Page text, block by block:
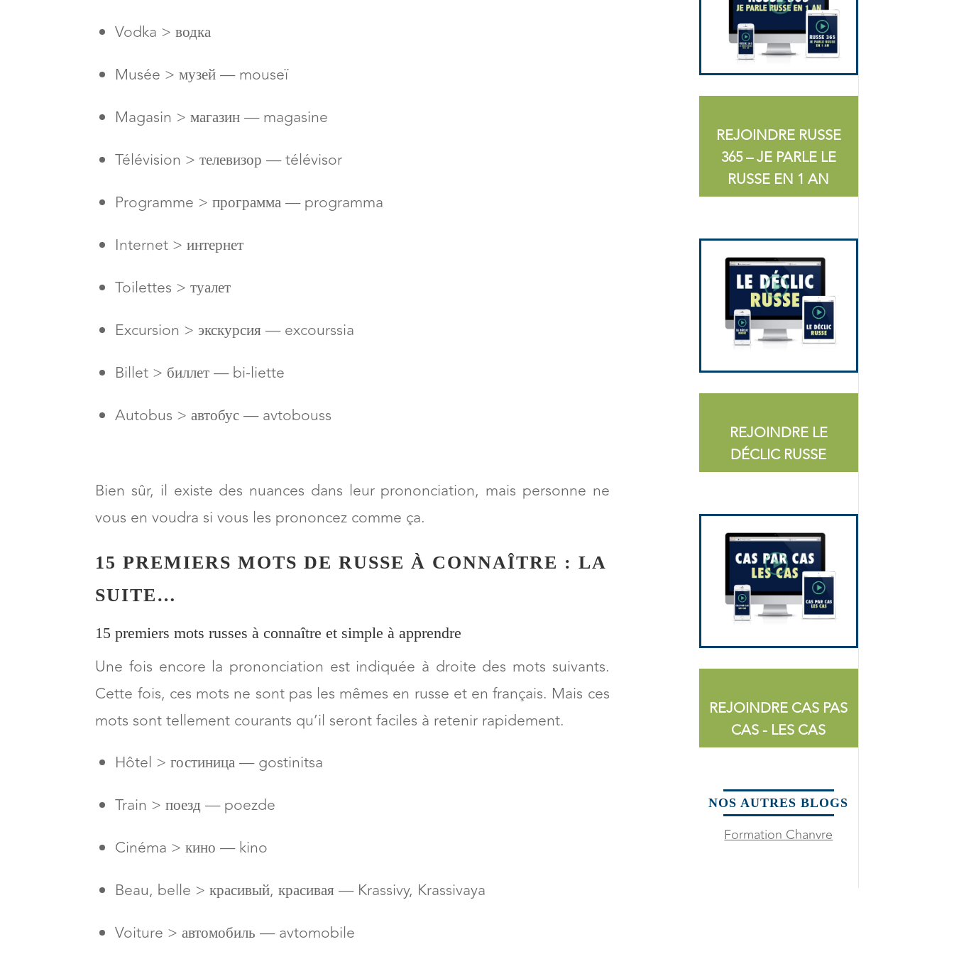
Vodka > водка
Musée > музей — mouseï
Magasin > магазин — magasine
Télévision > телевизор — télévisor
Programme > программа — programma
Internet > интернет
Toilettes > туалет
Excursion > экскурсия — excourssia
Billet > биллет — bi-liette
Autobus > автобус — avtobouss
Bien sûr, il existe des nuances dans leur prononciation, mais personne ne
vous en voudra si vous les prononcez comme ça.
15 PREMIERS MOTS DE RUSSE À CONNAÎTRE : LA
SUITE…
15 premiers mots russes à connaître et simple à apprendre
Une fois encore la prononciation est indiquée à droite des mots suivants.
Cette fois, ces mots ne sont pas les mêmes en russe et en français. Mais ces
mots sont tellement courants qu’il seront faciles à retenir rapidement.
Hôtel > гостиница — gostinitsa
Train > поезд — poezde
Cinéma > кино — kino
Beau, belle > красивый, красивая — Krassivy, Krassivaya
Voiture > автомобиль — avtomobile
REJOINDRE RUSSE
365 – JE PARLE LE
RUSSE EN 1 AN
REJOINDRE LE
DÉCLIC RUSSE
REJOINDRE CAS PAS
CAS - LES CAS
NOS AUTRES BLOGS
Formation Chanvre